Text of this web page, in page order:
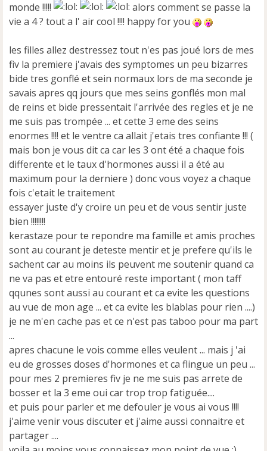
monde !!!!!
alors comment se passe la
vie a 4 ? tout a l' air cool !!!! happy for you
les filles allez destressez tout n'es pas joué lors de mes
fiv la premiere j'avais des symptomes un peu bizarres
bide tres gonflé et sein normaux lors de ma seconde je
savais apres qq jours que mes seins gonflés mon mal
de reins et bide pressentait l'arrivée des regles et je ne
me suis pas trompée ... et cette 3 eme des seins
enormes !!!! et le ventre ca allait j'etais tres confiante !!! (
mais bon je vous dit ca car les 3 ont été a chaque fois
differente et le taux d'hormones aussi il a été au
maximum pour la derniere ) donc vous voyez a chaque
fois c'etait le traitement
essayer juste d'y croire un peu et de vous sentir juste
bien !!!!!!!!
kerastaze pour te repondre ma famille et amis proches
sont au courant je deteste mentir et je prefere qu'ils le
sachent car au moins ils peuvent me soutenir quand ca
ne va pas et etre entouré reste important ( mon taff
qqunes sont aussi au courant et ca evite les questions
au vue de mon age ... et ca evite les blablas pour rien ....)
je ne m'en cache pas et ce n'est pas taboo pour ma part
...
apres chacune le vois comme elles veulent ... mais j 'ai
eu de grosses doses d'hormones et ca flingue un peu ...
pour mes 2 premieres fiv je ne me suis pas arrete de
bosser et la 3 eme oui car trop trop fatiguée....
et puis pour parler et me defouler je vous ai vous !!!!
j'aime venir vous discuter et j'aime aussi connaitre et
partager ....